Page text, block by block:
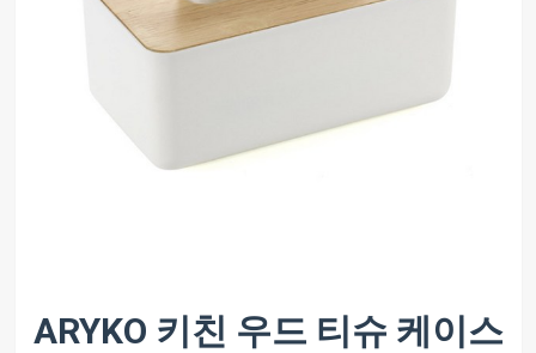
ARYKO 키친 우드 티슈 케이스